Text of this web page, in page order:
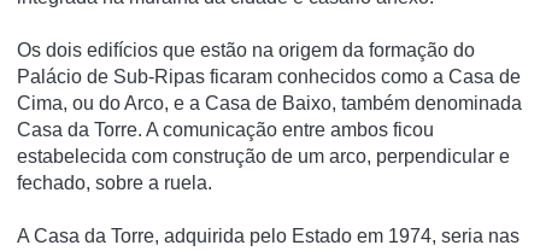
Os dois edifícios que estão na origem da formação do
Palácio de Sub-Ripas ficaram conhecidos como a Casa de
Cima, ou do Arco, e a Casa de Baixo, também denominada
Casa da Torre. A comunicação entre ambos ficou
estabelecida com construção de um arco, perpendicular e
fechado, sobre a ruela.
A Casa da Torre, adquirida pelo Estado em 1974, seria nas